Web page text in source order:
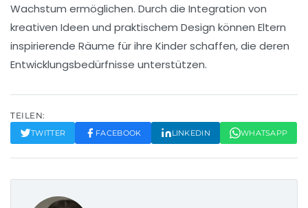
Wachstum ermöglichen. Durch die Integration von
kreativen Ideen und praktischem Design können Eltern
inspirierende Räume für ihre Kinder schaffen, die deren
Entwicklungsbedürfnisse unterstützen.
TEILEN:
TWITTER FACEBOOK LINKEDIN WHATSAPP